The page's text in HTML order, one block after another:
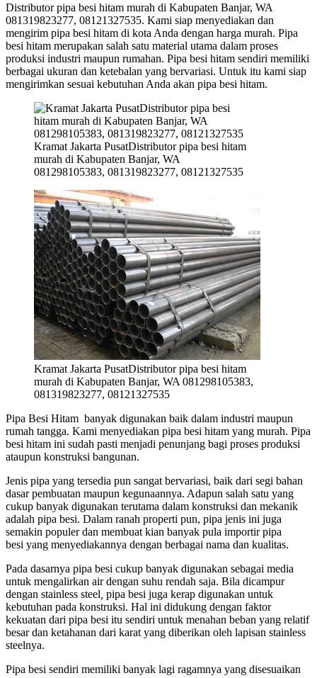
Distributor pipa besi hitam murah di Kabupaten Banjar, WA
081319823277, 08121327535. Kami siap menyediakan dan
mengirim pipa besi hitam di kota Anda dengan harga murah. Pipa
besi hitam merupakan salah satu material utama dalam proses
produksi industri maupun rumahan. Pipa besi hitam sendiri memiliki
berbagai ukuran dan ketebalan yang bervariasi. Untuk itu kami siap
mengirimkan sesuai kebutuhan Anda akan pipa besi hitam.
Kramat Jakarta PusatDistributor pipa besi hitam
murah di Kabupaten Banjar, WA
081298105383, 081319823277, 08121327535
Kramat Jakarta PusatDistributor pipa besi hitam
murah di Kabupaten Banjar, WA 081298105383,
081319823277, 08121327535
Pipa Besi Hitam banyak digunakan baik dalam industri maupun
rumah tangga. Kami menyediakan pipa besi hitam yang murah. Pipa
besi hitam ini sudah pasti menjadi penunjang bagi proses produksi
ataupun konstruksi bangunan.
Jenis pipa yang tersedia pun sangat bervariasi, baik dari segi bahan
dasar pembuatan maupun kegunaannya. Adapun salah satu yang
cukup banyak digunakan terutama dalam konstruksi dan mekanik
adalah pipa besi. Dalam ranah properti pun, pipa jenis ini juga
semakin populer dan membuat kian banyak pula importir pipa
besi yang menyediakannya dengan berbagai nama dan kualitas.
Pada dasarnya pipa besi cukup banyak digunakan sebagai media
untuk mengalirkan air dengan suhu rendah saja. Bila dicampur
dengan stainless steel pipa besi juga kerap digunakan untuk
kebutuhan pada konstruksi. Hal ini didukung dengan faktor
kekuatan dari pipa besi itu sendiri untuk menahan beban yang relatif
besar dan ketahanan dari karat yang diberikan oleh lapisan stainless
steelnya.
Pipa besi sendiri memiliki banyak lagi ragamnya yang disesuaikan